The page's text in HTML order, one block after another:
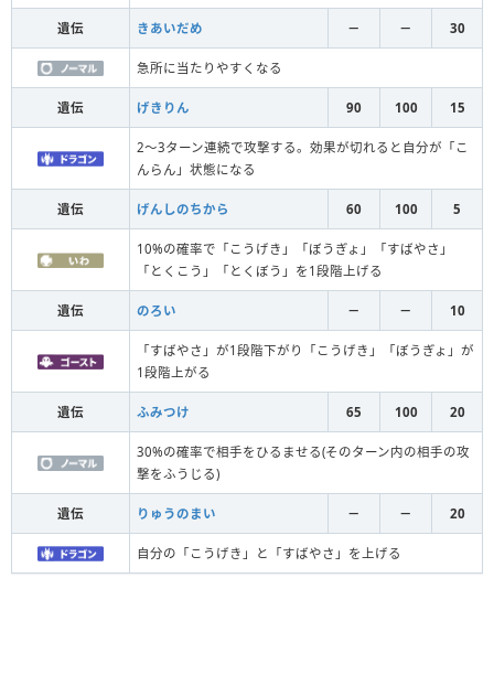
遺伝 きあいだめ － － 30
急所に当たりやすくなる
遺伝 げきりん 90 100 15
2～3ターン連続で攻撃する。効果が切れると自分が「こ
んらん」状態になる
遺伝 げんしのちから 60 100 5
10%の確率で「こうげき」「ぼうぎょ」「すばやさ」
「とくこう」「とくぼう」を1段階上げる
遺伝 のろい － － 10
「すばやさ」が1段階下がり「こうげき」「ぼうぎょ」が
1段階上がる
遺伝 ふみつけ 65 100 20
30%の確率で相手をひるませる(そのターン内の相手の攻
撃をふうじる)
遺伝 りゅうのまい － － 20
自分の「こうげき」と「すばやさ」を上げる